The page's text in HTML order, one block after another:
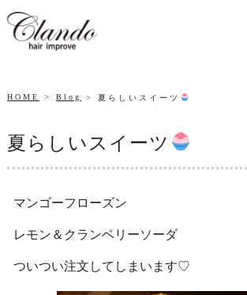
HOME Blog 夏らしいスイーツ
夏らしいスイーツ
マンゴーフローズン
レモン＆クランベリーソーダ
ついつい注文してしまいます♡